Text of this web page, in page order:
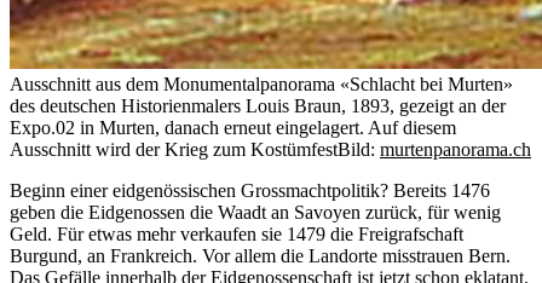
Ausschnitt aus dem Monumentalpanorama «Schlacht bei Murten»
des deutschen Historienmalers Louis Braun, 1893, gezeigt an der
Expo.02 in Murten, danach erneut eingelagert. Auf diesem
Ausschnitt wird der Krieg zum KostümfestBild: murtenpanorama.ch
Beginn einer eidgenössischen Grossmachtpolitik? Bereits 1476
geben die Eidgenossen die Waadt an Savoyen zurück, für wenig
Geld. Für etwas mehr verkaufen sie 1479 die Freigrafschaft
Burgund, an Frankreich. Vor allem die Landorte misstrauen Bern.
Das Gefälle innerhalb der Eidgenossenschaft ist jetzt schon eklatant.